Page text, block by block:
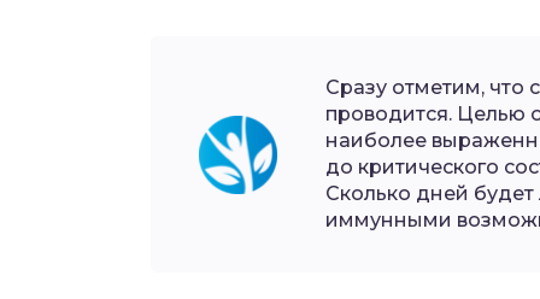
Сразу отметим, что
проводится. Целью
наиболее
до критического
Сколько дней будет
иммунными